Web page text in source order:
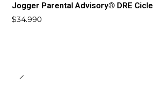
Jogger Parental Advisory® DRE Cicle
$34.990